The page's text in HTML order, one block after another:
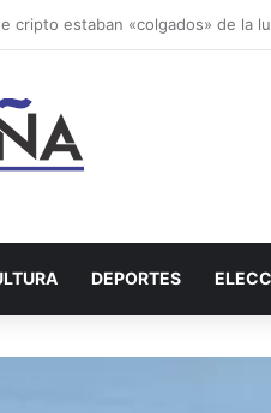
sectores de la ciudad
DEPORTES